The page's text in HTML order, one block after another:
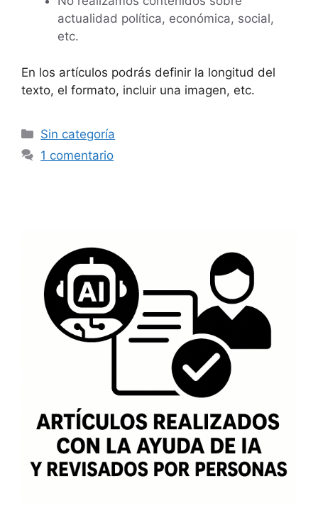
actualidad política, económica, social,
etc.
En los artículos podrás definir la longitud del
texto, el formato, incluir una imagen, etc.
Categorías
Sin categoría
1 comentario